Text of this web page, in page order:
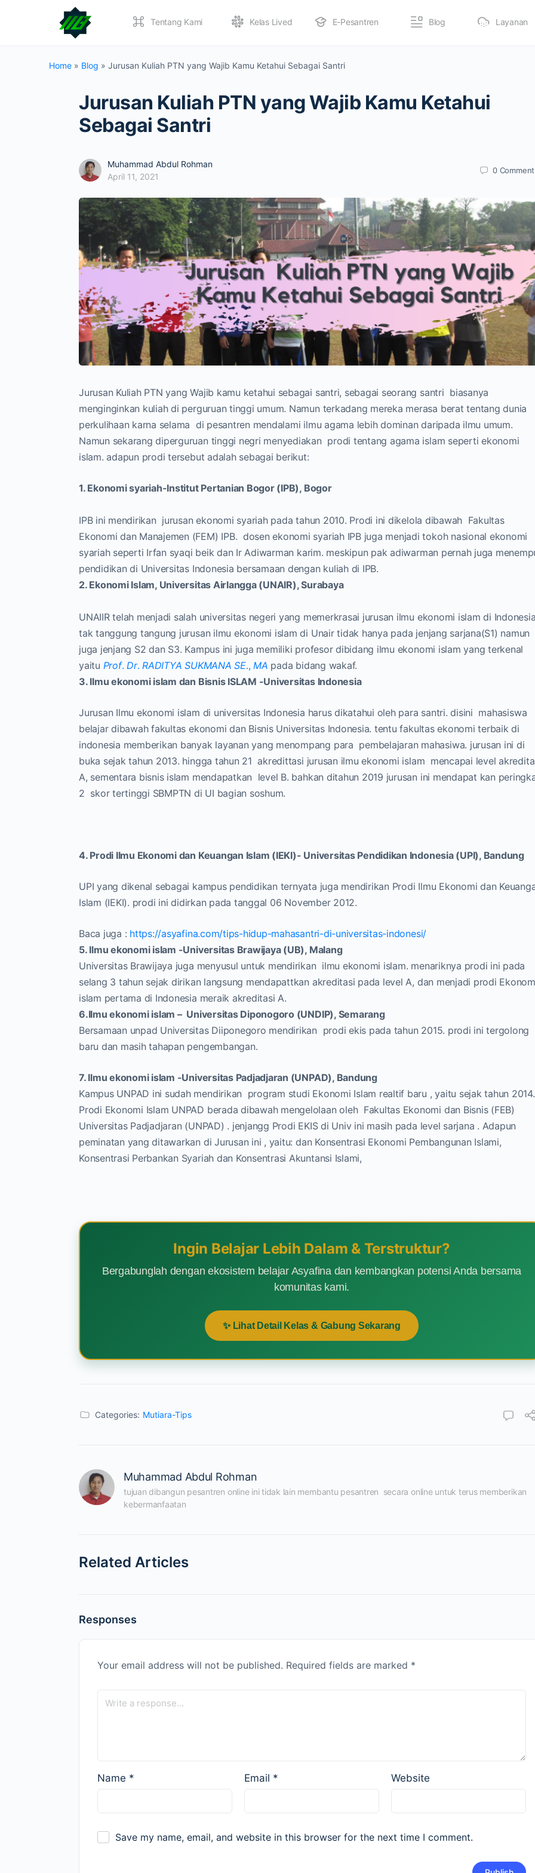
Tentang Kami Kelas Lived E-Pesantren Blog Layanan
Home » Blog » Jurusan Kuliah PTN yang Wajib Kamu Ketahui Sebagai Santri
Jurusan Kuliah PTN yang Wajib Kamu Ketahui
Sebagai Santri
Muhammad Abdul Rohman
April 11, 2021
0
Jurusan Kuliah PTN yang Wajib kamu ketahui sebagai santri, sebagai seorang santri biasanya
menginginkan kuliah di perguruan tinggi umum. Namun terkadang mereka merasa berat tentang dunia
perkulihaan karna selama di pesantren mendalami ilmu agama lebih dominan daripada ilmu umum.
Namun sekarang diperguruan tinggi negri menyediakan prodi tentang agama islam seperti ekonomi
islam. adapun prodi tersebut adalah sebagai berikut:
1. Ekonomi syariah-Institut Pertanian Bogor (IPB), Bogor
IPB ini mendirikan jurusan ekonomi syariah pada tahun 2010. Prodi ini dikelola dibawah Fakultas
Ekonomi dan Manajemen (FEM) IPB. dosen ekonomi syariah IPB juga menjadi tokoh nasional ekonomi
syariah seperti Irfan syaqi beik dan Ir Adiwarman karim. meskipun pak adiwarman pernah juga
pendidikan di Universitas Indonesia bersamaan dengan kuliah di IPB.
2. Ekonomi Islam, Universitas Airlangga (UNAIR), Surabaya
UNAIIR telah menjadi salah universitas negeri yang memerkrasai jurusan ilmu ekonomi islam di
tak tanggung tangung jurusan ilmu ekonomi islam di Unair tidak hanya pada jenjang sarjana(S1) namun
juga jenjang S2 dan S3. Kampus ini juga memiliki profesor dibidang ilmu ekonomi islam yang terkenal
yaitu Prof. Dr. RADITYA SUKMANA SE., MA pada bidang wakaf.
3. Ilmu ekonomi islam dan Bisnis ISLAM -Universitas Indonesia
Jurusan Ilmu ekonomi islam di universitas Indonesia harus dikatahui oleh para santri. disini mahasiswa
belajar dibawah fakultas ekonomi dan Bisnis Universitas Indonesia. tentu fakultas ekonomi terbaik di
indonesia memberikan banyak layanan yang menompang para pembelajaran mahasiwa. jurusan ini di
buka sejak tahun 2013. hingga tahun 21 akredittasi jurusan ilmu ekonomi islam mencapai level
A, sementara bisnis islam mendapatkan level B. bahkan ditahun 2019 jurusan ini mendapat kan
2 skor tertinggi SBMPTN di UI bagian soshum.
4. Prodi Ilmu Ekonomi dan Keuangan Islam (IEKI)- Universitas Pendidikan Indonesia (UPI), Bandung
UPI yang dikenal sebagai kampus pendidikan ternyata juga mendirikan Prodi Ilmu Ekonomi dan
Islam (IEKI). prodi ini didirkan pada tanggal 06 November 2012.
Baca juga : https://asyafina.com/tips-hidup-mahasantri-di-universitas-indonesi/
5. Ilmu ekonomi islam -Universitas Brawijaya (UB), Malang
Universitas Brawijaya juga menyusul untuk mendirikan ilmu ekonomi islam. menariknya prodi ini pada
selang 3 tahun sejak dirikan langsung mendapattkan akreditasi pada level A, dan menjadi prodi
islam pertama di Indonesia meraik akreditasi A.
6.Ilmu ekonomi islam – Universitas Diponogoro (UNDIP), Semarang
Bersamaan unpad Universitas Diiponegoro mendirikan prodi ekis pada tahun 2015. prodi ini tergolong
baru dan masih tahapan pengembangan.
7. Ilmu ekonomi islam -Universitas Padjadjaran (UNPAD), Bandung
Kampus UNPAD ini sudah mendirikan program studi Ekonomi Islam realtif baru , yaitu sejak tahun 2014.
Prodi Ekonomi Islam UNPAD berada dibawah mengelolaan oleh Fakultas Ekonomi dan Bisnis (FEB)
Universitas Padjadjaran (UNPAD) . jenjangg Prodi EKIS di Univ ini masih pada level sarjana . Adapun
peminatan yang ditawarkan di Jurusan ini , yaitu: dan Konsentrasi Ekonomi Pembangunan Islami,
Konsentrasi Perbankan Syariah dan Konsentrasi Akuntansi Islami,
Ingin Belajar Lebih Dalam & Terstruktur?
Bergabunglah dengan ekosistem belajar Asyafina dan kembangkan potensi Anda bersama
komunitas kami.
✨ Lihat Detail Kelas & Gabung Sekarang
Categories: Mutiara-Tips
Muhammad Abdul Rohman
tujuan dibangun pesantren online ini tidak lain membantu pesantren  secara online untuk terus memberikan
kebermanfaatan
Related Articles
Responses
Your email address will not be published. Required fields are marked *
Name * Email * Website
Save my name, email, and website in this browser for the next time I comment.